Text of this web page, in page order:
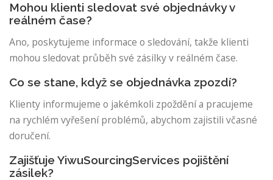
Mohou klienti sledovat své objednávky v
reálném čase?
Ano, poskytujeme informace o sledování, takže klienti
mohou sledovat průběh své zásilky v reálném čase.
Co se stane, když se objednávka zpozdí?
Klienty informujeme o jakémkoli zpoždění a pracujeme
na rychlém vyřešení problémů, abychom zajistili včasné
doručení.
Zajišťuje YiwuSourcingServices pojištění
zásilek?